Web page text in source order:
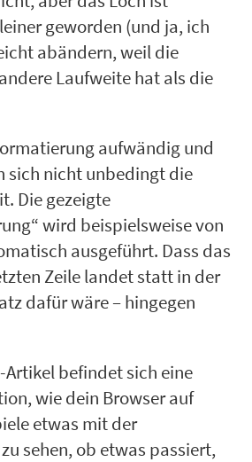
geworden (und ja, ich
abändern, weil die
Laufweite hat als die
aufwändig und
sich nicht unbedingt die
Die gezeigte
wird beispielsweise von
ausgeführt. Dass das
Zeile landet statt in der
dafür wäre – hingegen
befindet sich eine
wie dein Browser auf
etwas mit der
sehen, ob etwas passiert,